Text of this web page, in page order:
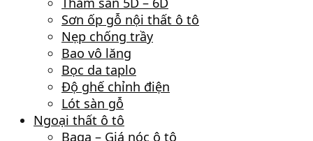
Sơn ốp gỗ nội thất ô tô
Nẹp chống trầy
Bao vô lăng
Bọc da taplo
Độ ghế chỉnh điện
Lót sàn gỗ
Ngoại thất ô tô
Baga – Giá nóc ô tô